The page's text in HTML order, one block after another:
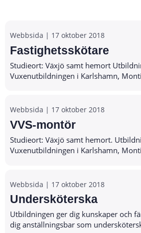
Webbsida | 17 oktober 2018
Fastighetsskötare
Studieort: Växjö samt hemort
Vuxenutbildningen i Karlshamn,
Webbsida | 17 oktober 2018
VVS-montör
Studieort: Växjö samt hemort.
Vuxenutbildningen i Karlshamn,
Webbsida | 17 oktober 2018
Undersköterska
Utbildningen ger dig kunskaper och
dig anställningsbar som